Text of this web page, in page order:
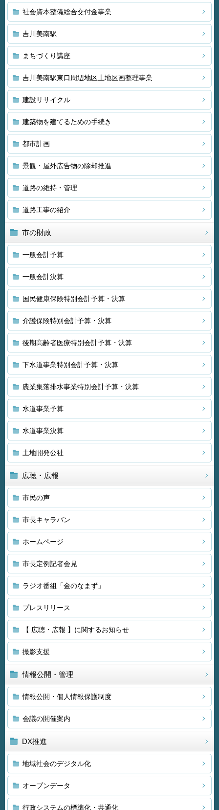
社会資本整備総合交付金事業
吉川美南駅
まちづくり講座
吉川美南駅東口周辺地区土地区画整理事業
建設リサイクル
建築物を建てるための手続き
都市計画
景観・屋外広告物の除却推進
道路の維持・管理
道路工事の紹介
市の財政
一般会計予算
一般会計決算
国民健康保険特別会計予算・決算
介護保険特別会計予算・決算
後期高齢者医療特別会計予算・決算
下水道事業特別会計予算・決算
農業集落排水事業特別会計予算・決算
水道事業予算
水道事業決算
土地開発公社
広聴・広報
市民の声
市長キャラバン
ホームページ
市長定例記者会見
ラジオ番組「金のなまず」
プレスリリース
【 広聴・広報 】に関するお知らせ
撮影支援
情報公開・管理
情報公開・個人情報保護制度
会議の開催案内
DX推進
地域社会のデジタル化
オープンデータ
行政システムの標準化・共通化